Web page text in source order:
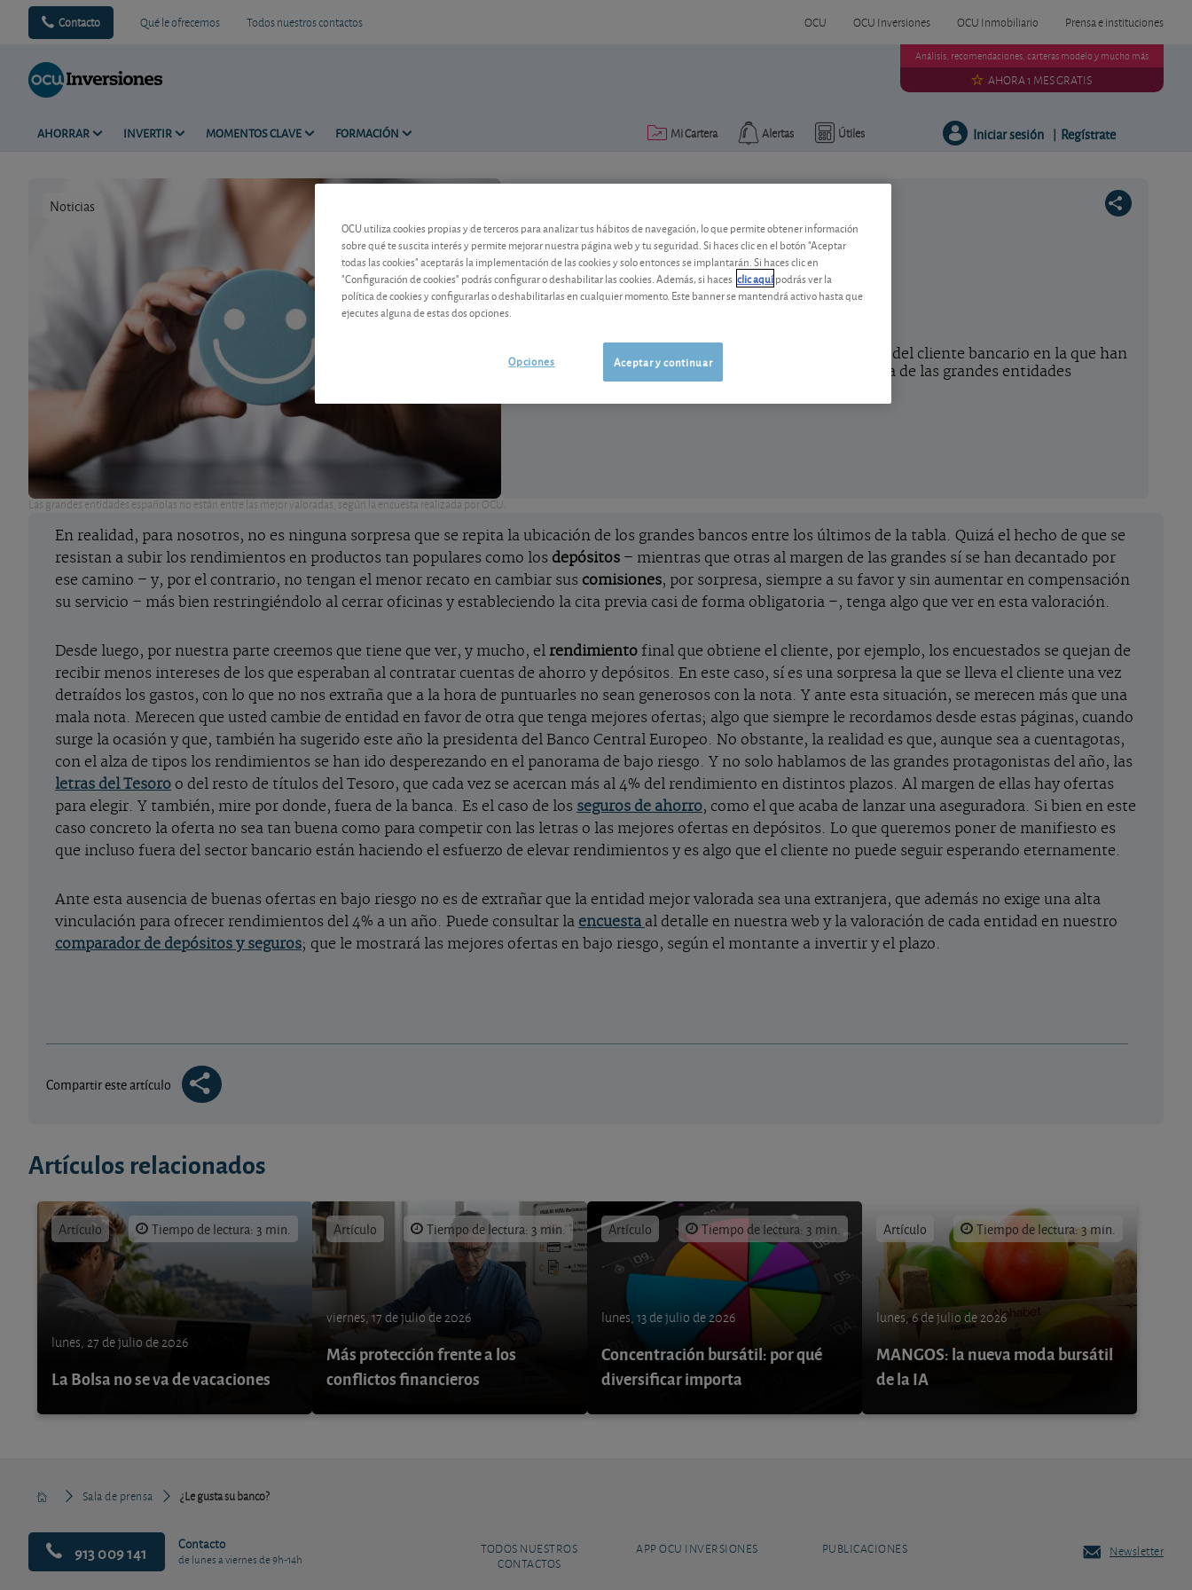
Contacto Qué le ofrecemos Todos nuestros contactos OCU OCU Inversiones OCU Inmobiliario Prensa e instituciones
AHORRAR INVERTIR MOMENTOS CLAVE FORMACIÓN Útiles
Alertas
Mi Cartera
Análisis, recomendaciones, carteras modelo y mucho más
AHORA 1 MES GRATIS
Iniciar sesión | Regístrate
Noticias
Las grandes entidades españolas no están entre las mejor valoradas, según la encuesta realizada por OCU.
OCU ha vuelto a realizar una encuesta de satisfacción del cliente bancario en la que han
participado 28.000 usuarios y, ¡oh, sorpresa!, ninguna de las grandes entidades
En realidad, para nosotros, no es ninguna sorpresa que se repita la ubicación de los grandes bancos entre los últimos de la tabla. Quizá el hecho de que se
resistan a subir los rendimientos en productos tan populares como los depósitos – mientras que otras al margen de las grandes sí se han decantado por
ese camino – y, por el contrario, no tengan el menor recato en cambiar sus comisiones, por sorpresa, siempre a su favor y sin aumentar en compensación
su servicio – más bien restringiéndolo al cerrar oficinas y estableciendo la cita previa casi de forma obligatoria –, tenga algo que ver en esta valoración.
Desde luego, por nuestra parte creemos que tiene que ver, y mucho, el rendimiento final que obtiene el cliente, por ejemplo, los encuestados se quejan de
recibir menos intereses de los que esperaban al contratar cuentas de ahorro y depósitos. En este caso, sí es una sorpresa la que se lleva el cliente una vez
detraídos los gastos, con lo que no nos extraña que a la hora de puntuarles no sean generosos con la nota. Y ante esta situación, se merecen más que una
mala nota. Merecen que usted cambie de entidad en favor de otra que tenga mejores ofertas; algo que siempre le recordamos desde estas páginas, cuando
surge la ocasión y que, también ha sugerido este año la presidenta del Banco Central Europeo. No obstante, la realidad es que, aunque sea a cuentagotas,
con el alza de tipos los rendimientos se han ido desperezando en el panorama de bajo riesgo. Y no solo hablamos de las grandes protagonistas del año, las
letras del Tesoro o del resto de títulos del Tesoro, que cada vez se acercan más al 4% del rendimiento en distintos plazos. Al margen de ellas hay ofertas
para elegir. Y también, mire por donde, fuera de la banca. Es el caso de los seguros de ahorro, como el que acaba de lanzar una aseguradora. Si bien en este
caso concreto la oferta no sea tan buena como para competir con las letras o las mejores ofertas en depósitos. Lo que queremos poner de manifiesto es
que incluso fuera del sector bancario están haciendo el esfuerzo de elevar rendimientos y es algo que el cliente no puede seguir esperando eternamente.
Ante esta ausencia de buenas ofertas en bajo riesgo no es de extrañar que la entidad mejor valorada sea una extranjera, que además no exige una alta
vinculación para ofrecer rendimientos del 4% a un año. Puede consultar la encuesta al detalle en nuestra web y la valoración de cada entidad en nuestro
comparador de depósitos y seguros; que le mostrará las mejores ofertas en bajo riesgo, según el montante a invertir y el plazo.
Compartir este artículo
Artículos relacionados
Artículo Tiempo de lectura: 3 min.
lunes, 27 de julio de 2026
La Bolsa no se va de vacaciones
Artículo Tiempo de lectura: 3 min.
viernes, 17 de julio de 2026
Más protección frente a los
conflictos financieros
Artículo Tiempo de lectura: 3 min.
lunes, 13 de julio de 2026
Concentración bursátil: por qué
diversificar importa
Artículo Tiempo de lectura: 3 min.
lunes, 6 de julio de 2026
MANGOS: la nueva moda bursátil
de la IA
Sala de prensa ¿Le gusta su banco?
913 009 141 Contacto
de lunes a viernes de 9h-14h
TODOS NUESTROS
CONTACTOS
APP OCU INVERSIONES PUBLICACIONES Newsletter
OCU utiliza cookies propias y de terceros para analizar tus hábitos de navegación, lo que permite obtener información
sobre qué te suscita interés y permite mejorar nuestra página web y tu seguridad. Si haces clic en el botón "Aceptar
todas las cookies" aceptarás la implementación de las cookies y solo entonces se implantarán. Si haces clic en
"Configuración de cookies" podrás configurar o deshabilitar las cookies. Además, si haces clic aquípodrás ver la
política de cookies y configurarlas o deshabilitarlas en cualquier momento. Este banner se mantendrá activo hasta que
ejecutes alguna de estas dos opciones.
Aceptar y continuar
Opciones